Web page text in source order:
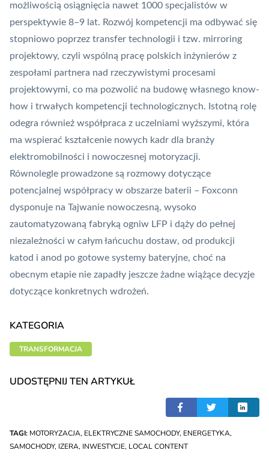
możliwością osiągnięcia nawet 1000 specjalistów w
perspektywie 8–9 lat. Rozwój kompetencji ma odbywać się
stopniowo poprzez transfer technologii i tzw. mirroring
projektowy, czyli wspólną pracę polskich inżynierów z
zespołami partnera nad rzeczywistymi procesami
projektowymi, co ma pozwolić na budowę własnego know-
how i trwałych kompetencji technologicznych. Istotną rolę
odegra również współpraca z uczelniami wyższymi, która
ma wspierać kształcenie nowych kadr dla branży
elektromobilności i nowoczesnej motoryzacji.
Równolegle prowadzone są rozmowy dotyczące
potencjalnej współpracy w obszarze baterii – Foxconn
dysponuje na Tajwanie nowoczesną, wysoko
zautomatyzowaną fabryką ogniw LFP i dąży do pełnej
niezależności w całym łańcuchu dostaw, od produkcji
katod i anod po gotowe systemy bateryjne, choć na
obecnym etapie nie zapadły jeszcze żadne wiążące decyzje
dotyczące konkretnych wdrożeń.
KATEGORIA
TRANSFORMACJA
UDOSTĘPNIJ TEN ARTYKUŁ
TAGI: MOTORYZACJA, ELEKTRYCZNE SAMOCHODY, ENERGETYKA,
SAMOCHODY, IZERA, INWESTYCJE, LOCAL CONTENT